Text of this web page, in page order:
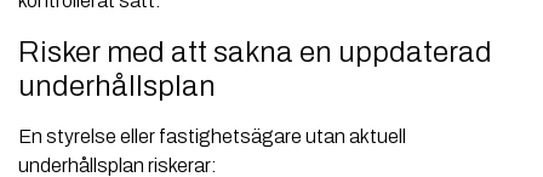
Risker med att sakna en uppdaterad
underhållsplan
En styrelse eller fastighetsägare utan aktuell
underhållsplan riskerar: